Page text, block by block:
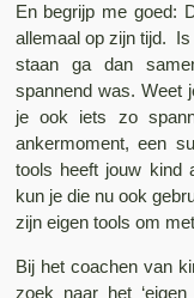
En begrijp me goed:
allemaal op zijn tijd.
staan ga dan
spannend was. Weet
je ook iets zo
ankermoment, een
tools heeft jouw kind
kun je die nu ook
zijn eigen tools om
Bij het coachen van
zoek naar het